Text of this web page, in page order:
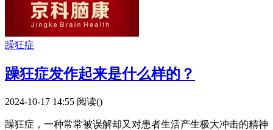
躁狂症
躁狂症发作起来是什么样的？
2024-10-17 14:55 阅读()
躁狂症，一种常常被误解却又对患者生活产生极大冲击的精神